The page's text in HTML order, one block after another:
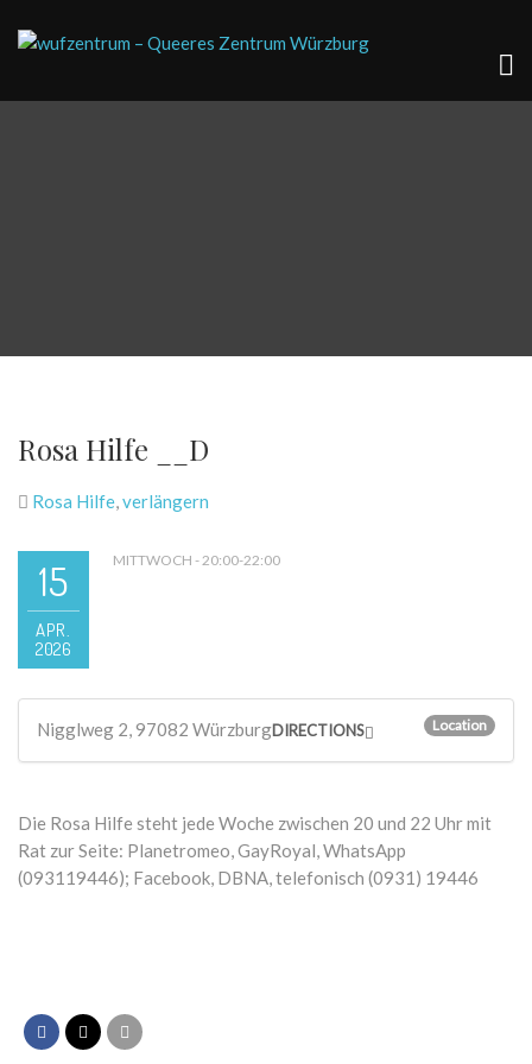
Rosa Hilfe __D
Rosa Hilfe,verlängern
15
APR.
2026
MITTWOCH - 20:00-22:00
Nigglweg 2, 97082 Würzburg Location
DIRECTIONS
Die Rosa Hilfe steht jede Woche zwischen 20 und 22 Uhr mit
Rat zur Seite: Planetromeo, GayRoyal, WhatsApp
(093119446); Facebook, DBNA, telefonisch (0931) 19446